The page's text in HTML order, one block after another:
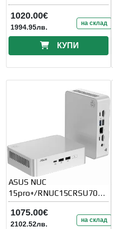
1020.00€
1994.95лв. на склад
КУПИ
ASUS NUC
15pro+/RNUC15CRSU7000
02
1075.00€
2102.52лв. на склад